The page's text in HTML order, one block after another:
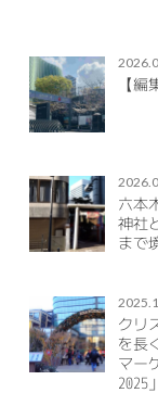
【
六本
神社
まで
クリ
を長
マー
2025」